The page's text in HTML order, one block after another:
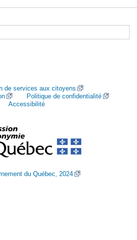
de services aux citoyens
Politique de confidentialité
Accessibilité
du Québec, 2024